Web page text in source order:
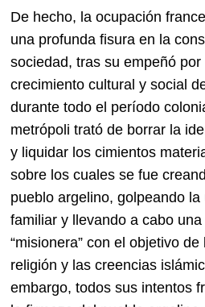
De hecho, la ocupación
una profunda fisura en la
sociedad, tras su empeñó por
crecimiento cultural y social
durante todo el período
metrópoli trató de borrar la
y liquidar los cimientos
sobre los cuales se fue
pueblo argelino, golpeando
familiar y llevando a cabo
“misionera” con el objetivo de
religión y las creencias
embargo, todos sus intentos